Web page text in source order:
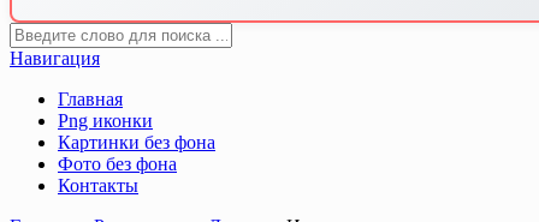
Навигация
Главная
Png иконки
Картинки без фона
Фото без фона
Контакты